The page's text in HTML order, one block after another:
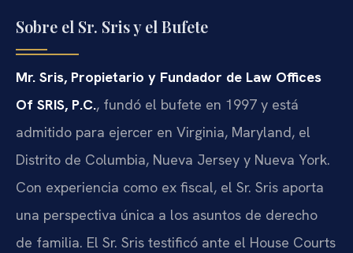
Sobre el Sr. Sris y el Bufete
Mr. Sris, Propietario y Fundador de Law Offices
Of SRIS, P.C., fundó el bufete en 1997 y está
admitido para ejercer en Virginia, Maryland, el
Distrito de Columbia, Nueva Jersey y Nueva York.
Con experiencia como ex fiscal, el Sr. Sris aporta
una perspectiva única a los asuntos de derecho
de familia. El Sr. Sris testificó ante el House Courts